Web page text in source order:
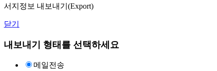
서지정보 내보내기(Export)
닫기
내보내기 형태를 선택하세요
메일전송